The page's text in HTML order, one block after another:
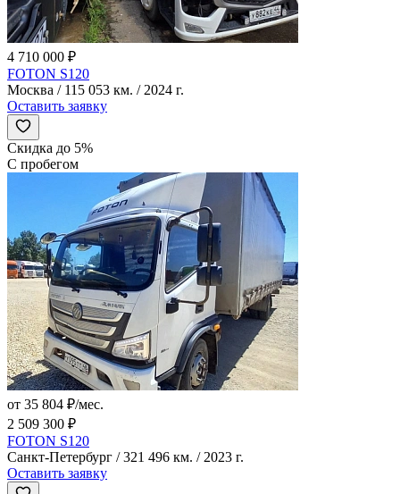
4 710 000 ₽
FOTON S120
Москва / 115 053 км. / 2024 г.
Оставить заявку
Скидка до 5%
С пробегом
от 35 804 ₽/мес.
2 509 300 ₽
FOTON S120
Санкт-Петербург / 321 496 км. / 2023 г.
Оставить заявку